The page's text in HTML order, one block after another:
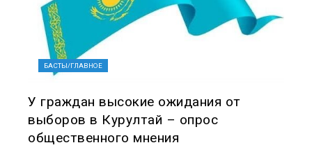
БАСТЫ/ГЛАВНОЕ
У граждан высокие ожидания от
выборов в Курултай – опрос
общественного мнения